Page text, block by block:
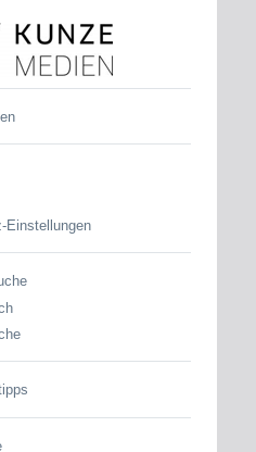
Einstellungen